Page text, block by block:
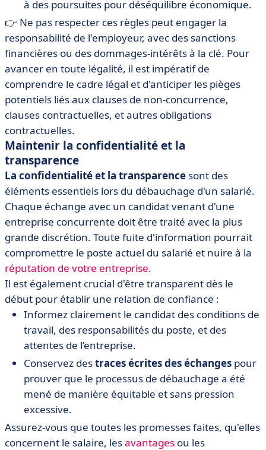
à des poursuites pour déséquilibre économique.
👉 Ne pas respecter ces règles peut engager la
responsabilité de l'employeur, avec des sanctions
financières ou des dommages-intérêts à la clé. Pour
avancer en toute légalité, il est impératif de
comprendre le cadre légal et d'anticiper les pièges
potentiels liés aux clauses de non-concurrence,
clauses contractuelles, et autres obligations
contractuelles.
Maintenir la confidentialité et la
transparence
La confidentialité et la transparence sont des
éléments essentiels lors du débauchage d'un salarié.
Chaque échange avec un candidat venant d'une
entreprise concurrente doit être traité avec la plus
grande discrétion. Toute fuite d'information pourrait
compromettre le poste actuel du salarié et nuire à la
réputation de votre entreprise.
Il est également crucial d'être transparent dès le
début pour établir une relation de confiance :
Informez clairement le candidat des conditions de
travail, des responsabilités du poste, et des
attentes de l’entreprise.
Conservez destraces écrites des échanges pour
prouver que le processus de débauchage a été
mené de manière équitable et sans pression
excessive.
Assurez-vous que toutes les promesses faites, qu'elles
concernent le salaire, lesavantages ou les